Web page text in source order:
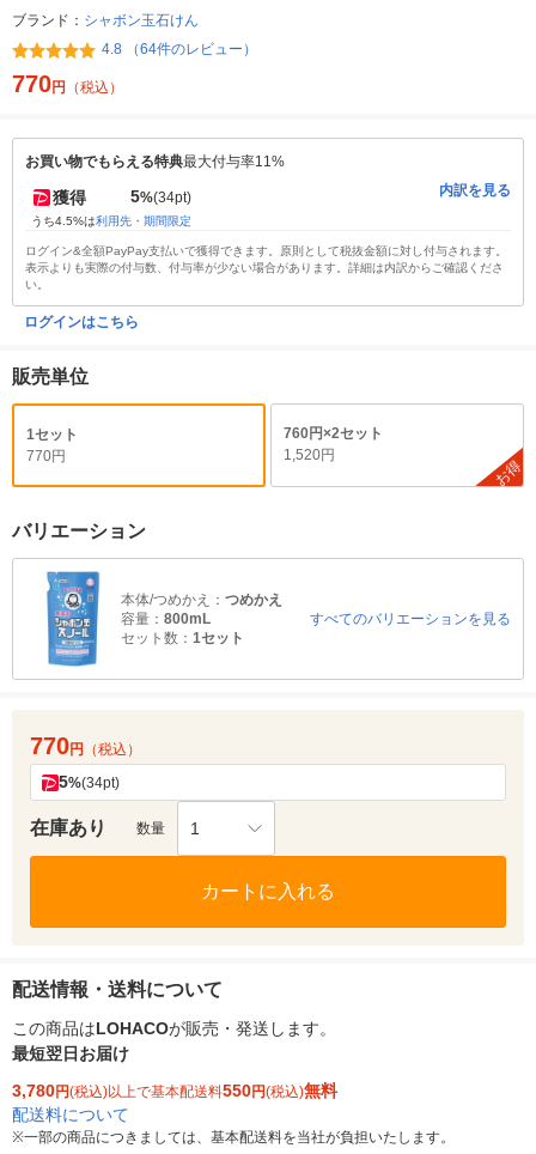
ブランド： シャボン玉石けん
4.8 （64件のレビュー）
770円 （税込）
お買い物でもらえる特典最大付与率11%
獲得 5%(34pt)
うち4.5%は利用先・期間限定
内訳を見る
ログイン&全額PayPay支払いで獲得できます。原則として税抜金額に対し付与されます。
表示よりも実際の付与数、付与率が少ない場合があります。詳細は内訳からご確認くださ
い。
ログインはこちら
販売単位
1セット
770円
760円×2セット
1,520円
お得
バリエーション
本体/つめかえ： つめかえ
容量： 800mL
セット数： 1セット
すべてのバリエーションを見る
770円 （税込）
5%(34pt)
在庫あり 数量 1
カートに入れる
配送情報・送料について
この商品はLOHACOが販売・発送します。
最短翌日お届け
3,780円(税込)以上で基本配送料550円(税込)無料
配送料について
※一部の商品につきましては、基本配送料を当社が負担いたします。